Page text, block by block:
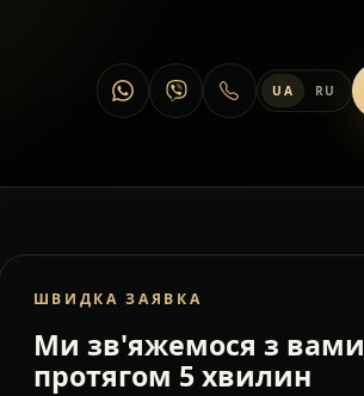
UA RU
ШВИДКА ЗАЯВКА
Ми зв'яжемося з вами
протягом 5 хвилин